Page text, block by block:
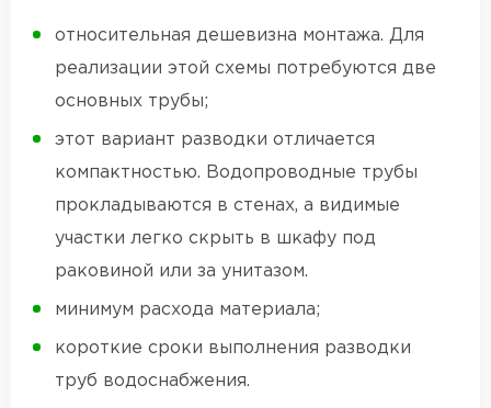
относительная дешевизна монтажа. Для
реализации этой схемы потребуются две
основных трубы;
этот вариант разводки отличается
компактностью. Водопроводные трубы
прокладываются в стенах, а видимые
участки легко скрыть в шкафу под
раковиной или за унитазом.
минимум расхода материала;
короткие сроки выполнения разводки
труб водоснабжения.